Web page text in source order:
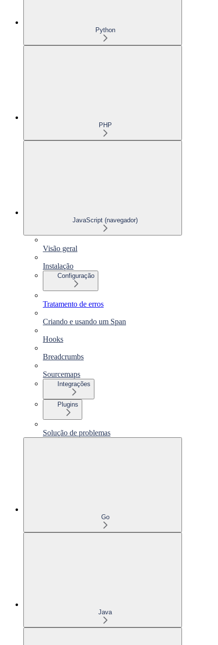
Python
PHP
JavaScript (navegador)
Visão geral
Instalação
Configuração
Tratamento de erros
Criando e usando um Span
Hooks
Breadcrumbs
Sourcemaps
Integrações
Plugins
Solução de problemas
Go
Java